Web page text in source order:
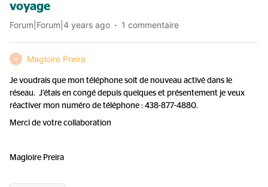
voyage
Forum|Forum|4 years ago 1 commentaire
M Magloire Preira
Je voudrais que mon téléphone soit de nouveau activé dans le
réseau. J’étais en congé depuis quelques et présentement je veux
réactiver mon numéro de téléphone : 438-877-4880.
Merci de votre collaboration
Magloire Preira